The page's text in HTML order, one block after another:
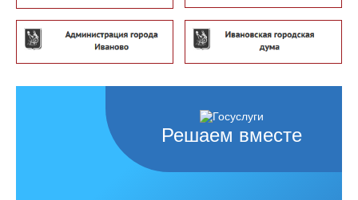
Решаем вместе